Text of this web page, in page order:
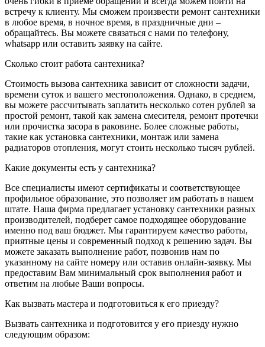
встречу к клиенту. Мы сможем произвести ремонт сантехники
в любое время, в ночное время, в праздничные дни –
обращайтесь. Вы можете связаться с нами по телефону,
whatsapp или оставить заявку на сайте.
Сколько стоит работа сантехника?
Стоимость вызова сантехника зависит от сложности задачи,
времени суток и вашего местоположения. Однако, в среднем,
вы можете рассчитывать заплатить несколько сотен рублей за
простой ремонт, такой как замена смесителя, ремонт протечки
или прочистка засора в раковине. Более сложные работы,
такие как установка сантехники, монтаж или замена
радиаторов отопления, могут стоить несколько тысяч рублей.
Какие документы есть у сантехника?
Все специалисты имеют сертификаты и соответствующее
профильное образование, это позволяет им работать в нашем
штате. Наша фирма предлагает установку сантехники разных
производителей, подберет самое подходящее оборудование
именно под ваш бюджет. Мы гарантируем качество работы,
приятные цены и современный подход к решению задач. Вы
можете заказать выполнение работ, позвонив нам по
указанному на сайте номеру или оставив онлайн-заявку. Мы
предоставим Вам минимальный срок выполнения работ и
ответим на любые Ваши вопросы.
Как вызвать мастера и подготовиться к его приезду?
Вызвать сантехника и подготовится у его приезду нужно
следующим образом: